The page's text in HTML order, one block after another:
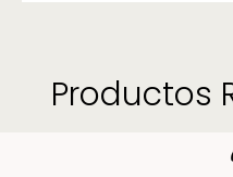
Productos